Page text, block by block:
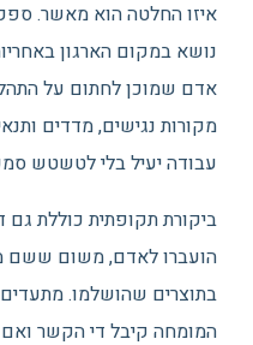
איזו החלטה הוא מאשר. ספק
נושא במקום הארגון
אדם שמוכן לחתום על
עבודה יעיל בלי לטשטש
ביקורת תקופתית כוללת
הועברו לאדם, משום ששם
בתוצרים שהושלמו.
המומחה קיבל די הקשר